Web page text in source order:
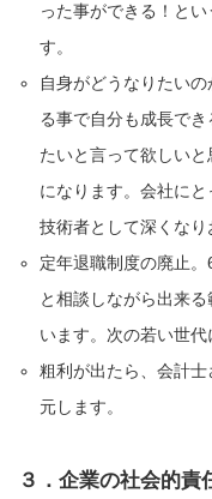
った事ができる！と
す。
自身がどうなりたい
る事で自分も成長で
たいと言って欲しい
になります。会社に
技術者として深くなり
定年退職制度の廃止
と相談しながら出来
います。次の若い世代
粗利が出たら、会計
元します。
３．企業の社会的責